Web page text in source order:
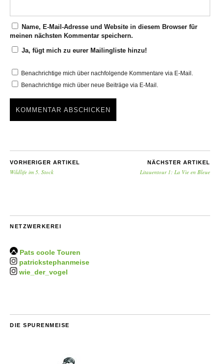
Name, E-Mail-Adresse und Website in diesem Browser für
meinen nächsten Kommentar speichern.
Ja, fügt mich zu eurer Mailingliste hinzu!
Benachrichtige mich über nachfolgende Kommentare via E-Mail.
Benachrichtige mich über neue Beiträge via E-Mail.
VORHERIGER ARTIKEL
Wildlife im 5. Stock
NÄCHSTER ARTIKEL
Litauentour 1: La Vie en Bleue
NETZWERKEREI
Pats coole Touren
patrickstephanmeise
wie_der_vogel
DIE SPURENMEISE